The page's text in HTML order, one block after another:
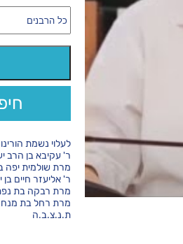
לעלוי נשמת
ר' עקיבא בן הרב
מרת שולמית יפה
ר' אליעזר חיים
מרת רבקה בת
מרת רחל בת
ת.נ.צ.ב.ה